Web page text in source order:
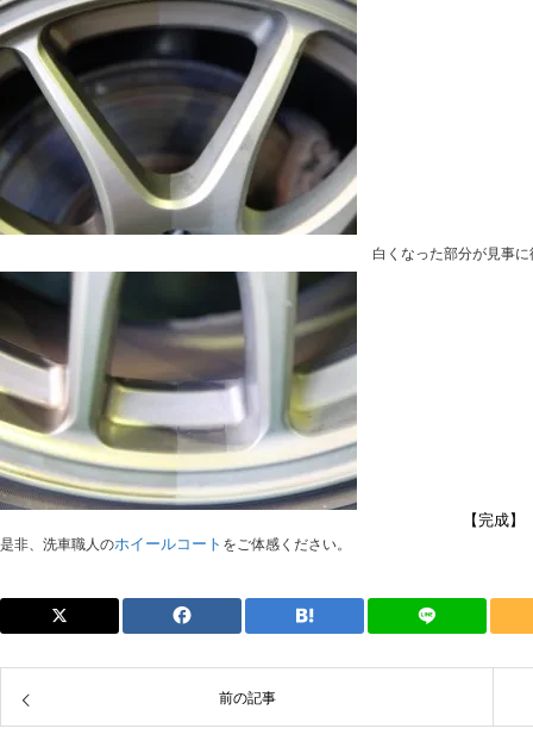
白くなった部分が見事
【完成】
是非、洗車職人のホイールコート をご体感ください。
前の記事